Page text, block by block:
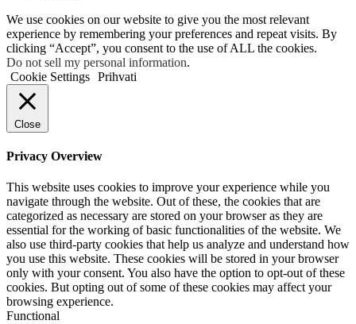
We use cookies on our website to give you the most relevant
experience by remembering your preferences and repeat visits. By
clicking “Accept”, you consent to the use of ALL the cookies.
Do not sell my personal information.
Cookie Settings Prihvati
Close
Privacy Overview
This website uses cookies to improve your experience while you
navigate through the website. Out of these, the cookies that are
categorized as necessary are stored on your browser as they are
essential for the working of basic functionalities of the website. We
also use third-party cookies that help us analyze and understand how
you use this website. These cookies will be stored in your browser
only with your consent. You also have the option to opt-out of these
cookies. But opting out of some of these cookies may affect your
browsing experience.
Functional